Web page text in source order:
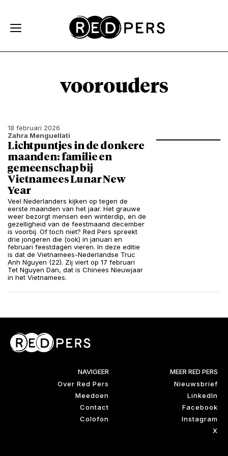
voorouders
18 februari 2026
Zahra Menguellati
Lichtpuntjes in de donkere
maanden: familie en
gemeenschap bij
Vietnamees Lunar New
Year
Veel Nederlanders kijken op tegen de
eerste maanden van het jaar. Het grauwe
weer bezorgt mensen een winterdip, en de
gezelligheid van de feestmaand december
is voorbij. Of toch niet? Red Pers spreekt
drie jongeren die (ook) in januari en
februari feestdagen vieren. In deze editie
is dat de Vietnamees-Nederlandse Truc
Anh Nguyen (22). Zij viert op 17 februari
Tet Nguyen Dan, dat is Chinees Nieuwjaar
in het Vietnamees.
NAVIGEER
Over Red Pers
Meedoen
Contact
Colofon
MEER RED PERS
Nieuwsbrief
LinkedIn
Facebook
Instagram
X